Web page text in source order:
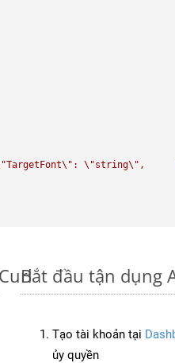
TargetFont\" : \"string\"
Bắt đầu tận dụng
Tạo tài khoản tại
ủy quyền